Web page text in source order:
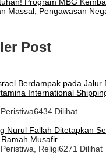
Program MBG
Massal, Pengawasan
Post
Berdampak pada Jalur
International
6434 Dilihat
Nurul Fallah Ditetapkan
Musafir.
Religi6271 Dilihat